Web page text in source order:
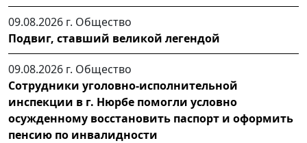
09.08.2026 г. Общество
Подвиг, ставший великой легендой
09.08.2026 г. Общество
Сотрудники уголовно-исполнительной
инспекции в г. Нюрбе помогли условно
осужденному восстановить паспорт и оформить
пенсию по инвалидности